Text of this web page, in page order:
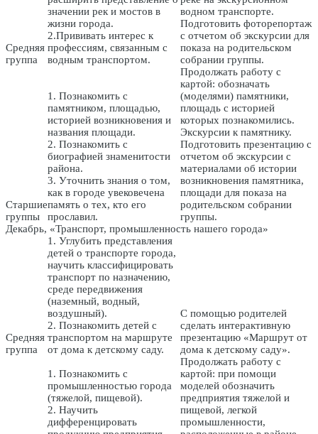
Средняя
группа
значении рек и мостов в
жизни города.
2.Прививать интерес к
профессиям, связанным с
водным транспортом.
водном транспорте.
Подготовить фоторепортаж
с отчетом об экскурсии для
показа на родительском
собрании группы.
Старшие
группы
1. Познакомить с
памятником, площадью,
историей возникновения и
названия площади.
2. Познакомить с
биографией знаменитости
района.
3. Уточнить знания о том,
как в городе увековечена
память о тех, кто его
прославил.
Продолжать работу с
картой: обозначать
(моделями) памятники,
площадь с историей
которых познакомились.
Экскурсии к памятнику.
Подготовить презентацию с
отчетом об экскурсии с
материалами об истории
возникновения памятника,
площади для показа на
родительском собрании
группы.
Декабрь, «Транспорт, промышленность нашего города»
Средняя
группа
1. Углубить представления
детей о транспорте города,
научить классифицировать
транспорт по назначению,
среде передвижения
(наземный, водный,
воздушный).
2. Познакомить детей с
транспортом на маршруте
от дома к детскому саду.
С помощью родителей
сделать интерактивную
презентацию «Маршрут от
дома к детскому саду».
1. Познакомить с
промышленностью города
(тяжелой, пищевой).
2. Научить
дифференцировать
Продолжать работу с
картой: при помощи
моделей обозначить
предприятия тяжелой и
пищевой, легкой
промышленности,